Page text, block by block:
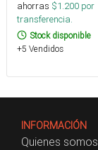
ahorras $1.200 por
transferencia.
Stock disponible
+5 Vendidos
INFORMACIÓN
Quienes somos